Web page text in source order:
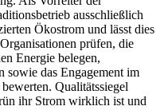
ausschließlich
Ökostrom und lässt dies
prüfen, die
Energie belegen,
sowie das Engagement im
Qualitätssiegel
ihr Strom wirklich ist und